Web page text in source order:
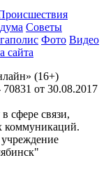
Советы
Фото Видео
сайта
(16+)
от 30.08.2017
сфере связи,
коммуникаций.